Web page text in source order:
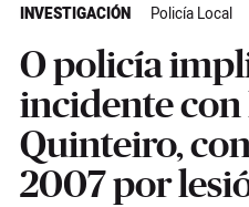
INVESTIGACIÓN Policía Local
O policía
incidente con
Quinteiro,
2007 por